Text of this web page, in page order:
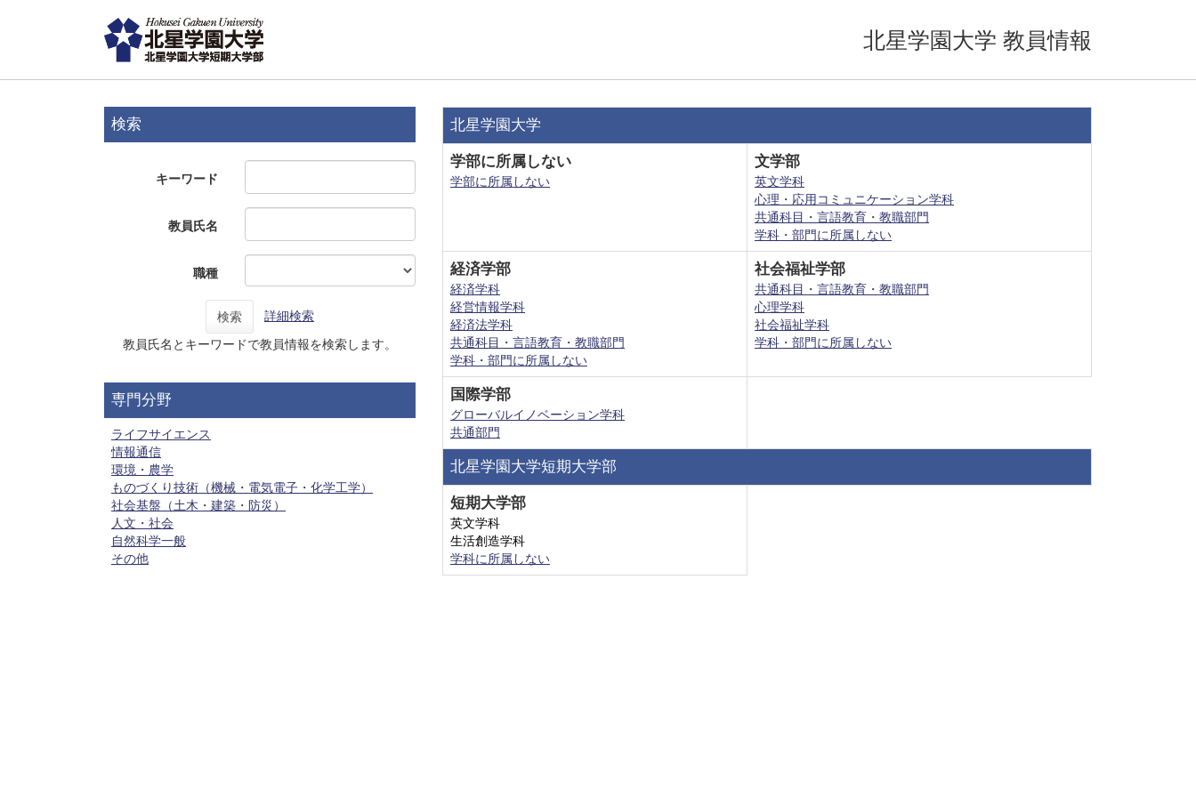
北星学園大学 教員情報
検索
キーワード
教員氏名
職種
検索 詳細検索
教員氏名とキーワードで教員情報を検索します。
専門分野
ライフサイエンス
情報通信
環境・農学
ものづくり技術（機械・電気電子・化学工学）
社会基盤（土木・建築・防災）
人文・社会
自然科学一般
その他
北星学園大学
学部に所属しない
学部に所属しない
文学部
英文学科
心理・応用コミュニケーション学科
共通科目・言語教育・教職部門
学科・部門に所属しない
経済学部
経済学科
経営情報学科
経済法学科
共通科目・言語教育・教職部門
学科・部門に所属しない
社会福祉学部
共通科目・言語教育・教職部門
心理学科
社会福祉学科
学科・部門に所属しない
国際学部
グローバルイノベーション学科
共通部門
北星学園大学短期大学部
短期大学部
英文学科
生活創造学科
学科に所属しない